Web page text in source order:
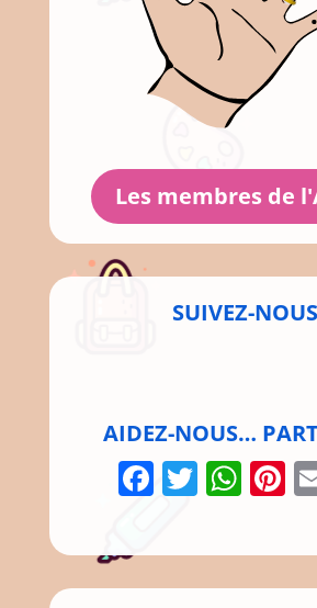
Les membres de
SUIVEZ-NOUS
AIDEZ-NOUS…